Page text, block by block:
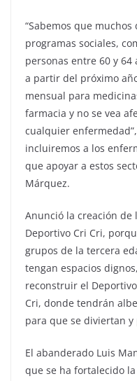
“Sabemos que
programas sociales,
personas entre 60 y
a partir del próximo
mensual para
farmacia y no se vea
cualquier
incluiremos a los
que apoyar a estos
Márquez.
Anunció la creación de
Deportivo Cri Cri,
grupos de la tercera
tengan espacios
reconstruir el
Cri, donde tendrán
para que se diviertan y
El abanderado Luis
que se ha fortalecido